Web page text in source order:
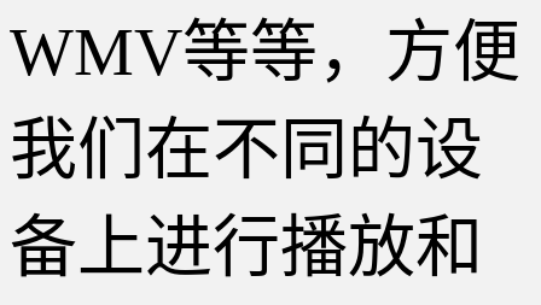
WMV等等，方便
我们在不同的设
备上进行播放和